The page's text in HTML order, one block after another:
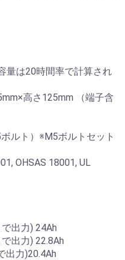
量は20時間率で計算され
高さ125mm （端子含
ルト）※M5ボルトセット
OHSAS 18001, UL
出力) 24Ah
出力) 22.8Ah
出力)20.4Ah